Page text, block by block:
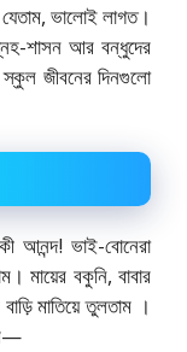
ভালােই লাগত।
শাসন আর বন্ধুদের
জীবনের দিনগুলাে
আনন্দ! ভাই-বােনেরা
মায়ের বকুনি, বাবার
মাতিয়ে তুলতাম ।